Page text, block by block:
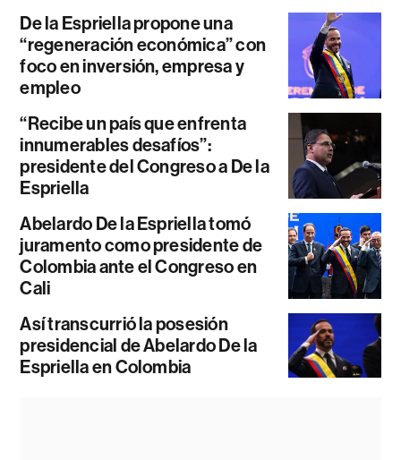
De la Espriella propone una
“regeneración económica” con
foco en inversión, empresa y
empleo
“Recibe un país que enfrenta
innumerables desafíos”:
presidente del Congreso a De la
Espriella
Abelardo De la Espriella tomó
juramento como presidente de
Colombia ante el Congreso en
Cali
Así transcurrió la posesión
presidencial de Abelardo De la
Espriella en Colombia